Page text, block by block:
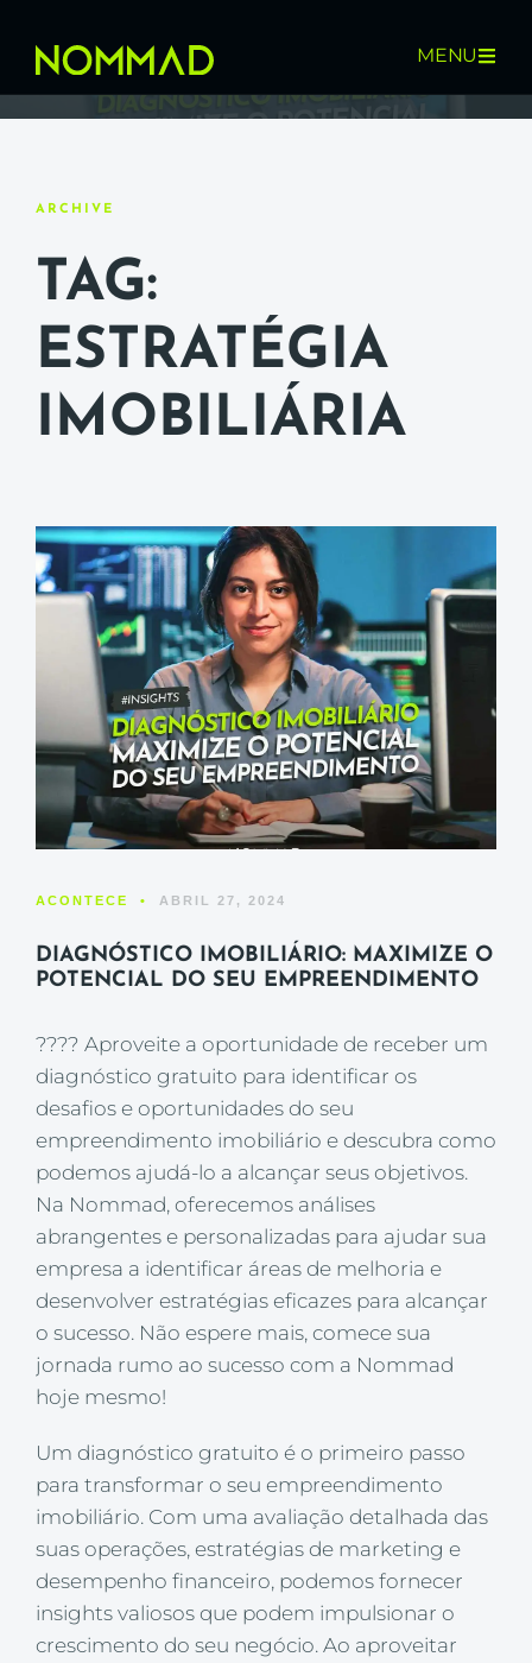
MENU
ARCHIVE
TAG:
ESTRATÉGIA
IMOBILIÁRIA
ACONTECE • ABRIL 27, 2024
DIAGNÓSTICO IMOBILIÁRIO: MAXIMIZE O
POTENCIAL DO SEU EMPREENDIMENTO
???? Aproveite a oportunidade de receber um
diagnóstico gratuito para identificar os
desafios e oportunidades do seu
empreendimento imobiliário e descubra como
podemos ajudá-lo a alcançar seus objetivos.
Na Nommad, oferecemos análises
abrangentes e personalizadas para ajudar sua
empresa a identificar áreas de melhoria e
desenvolver estratégias eficazes para alcançar
o sucesso. Não espere mais, comece sua
jornada rumo ao sucesso com a Nommad
hoje mesmo!
Um diagnóstico gratuito é o primeiro passo
para transformar o seu empreendimento
imobiliário. Com uma avaliação detalhada das
suas operações, estratégias de marketing e
desempenho financeiro, podemos fornecer
insights valiosos que podem impulsionar o
crescimento do seu negócio. Ao aproveitar